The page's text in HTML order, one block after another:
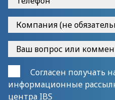
Согласен получать
информационные
центра IBS